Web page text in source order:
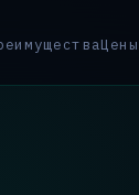
Цены